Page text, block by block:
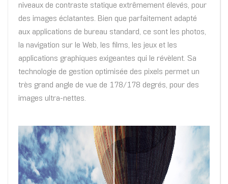
niveaux de contraste statique extrêmement élevés, pour
des images éclatantes. Bien que parfaitement adapté
aux applications de bureau standard, ce sont les photos,
la navigation sur le Web, les films, les jeux et les
applications graphiques exigeantes qui le révèlent. Sa
technologie de gestion optimisée des pixels permet un
très grand angle de vue de 178/178 degrés, pour des
images ultra-nettes.